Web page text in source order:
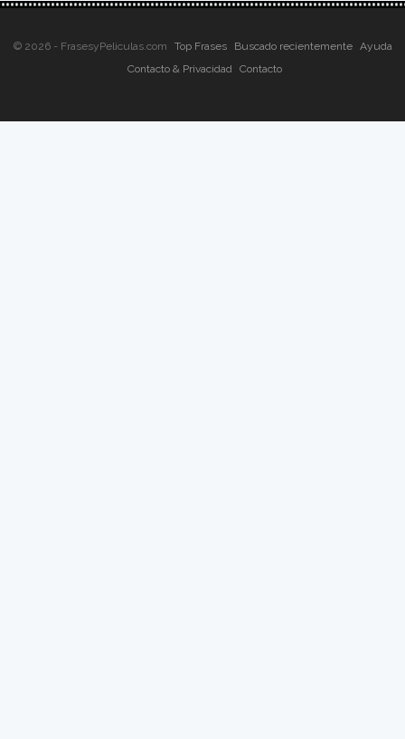
© 2026 - FrasesyPeliculas.com Top Frases Buscado recientemente
Ayuda
Contacto & Privacidad
Contacto